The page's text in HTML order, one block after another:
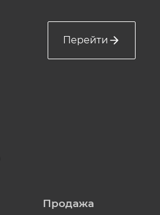
Перейти
Продажа